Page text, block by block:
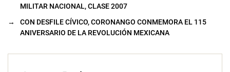
MILITAR NACIONAL, CLASE 2007
→
CON DESFILE CÍVICO, CORONANGO CONMEMORA EL 115
ANIVERSARIO DE LA REVOLUCIÓN MEXICANA